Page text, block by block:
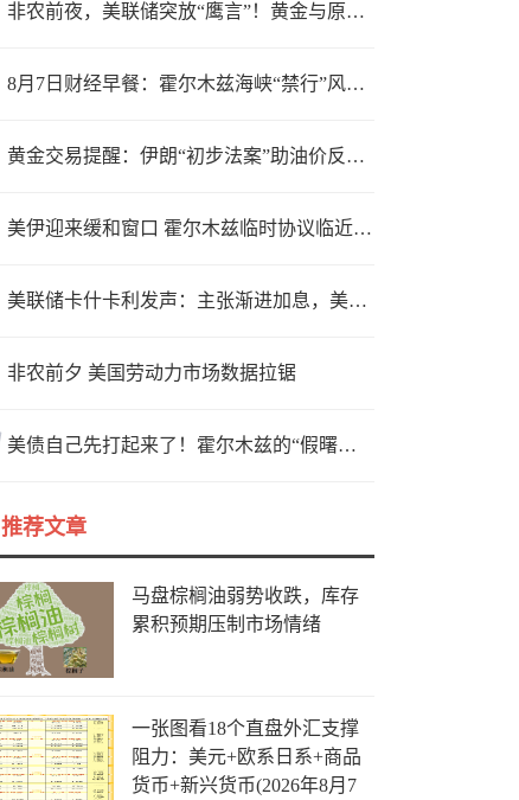
非农前夜，美联储突放“鹰言”！黄金与原油为何联手反攻？
8月7日财经早餐：霍尔木兹海峡“禁行”风波再起，油价急涨金价承压，非农夜市场博弈加剧
黄金交易提醒：伊朗“初步法案”助油价反弹逾3%，金价小幅承压，非农重磅来袭！
美伊迎来缓和窗口 霍尔木兹临时协议临近落地
美联储卡什卡利发声：主张渐进加息，美联储内部政策分歧
非农前夕 美国劳动力市场数据拉锯
美债自己先打起来了！霍尔木兹的“假曙光”和三个陷阱
推荐文章
马盘棕榈油弱势收跌，库存
累积预期压制市场情绪
一张图看18个直盘外汇支撑
阻力：美元+欧系日系+商品
货币+新兴货币(2026年8月7